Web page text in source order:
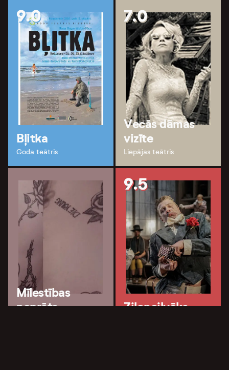
9.0
Bļitka
Goda teātris
7.0
Vecās dāmas
vizīte
Liepājas teātris
Mīlestības
neprāts
9.5
Ziloņcilvēks